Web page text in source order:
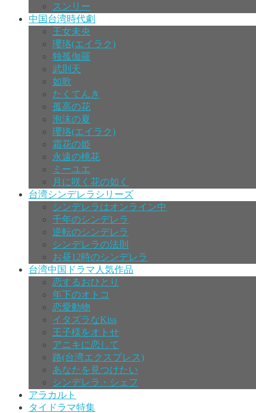
スンリー
中国台湾時代劇
王女未央
瓔珞(エイラク)
独孤伽羅
武則天
如歌
たくてんき
孤高の花
泡沫の夏
瓔珞(エイラク)
霜花の姫
永遠の桃花
ミーユエ
月に咲く花の如く
台湾シンデレラシリーズ
シンデレラはオンライン中
千年のシンデレラ
逆転のシンデレラ
シンデレラの法則
お昼12時のシンデレラ
台湾中国ドラマ人気作品
恋するおひとり
年下のオトコ
恋愛動物
イタズラなKiss
王子様をオトせ
アニキに恋して
路(台湾エクスプレス)
あなたを見つけたい
シンデレラ・シェフ
アラカルト
タイドラマ特集